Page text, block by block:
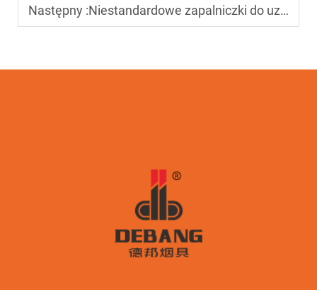
Następny :Niestandardowe zapalniczki do uzupełniania: ekologiczne promocje dla zrównoważonych marek